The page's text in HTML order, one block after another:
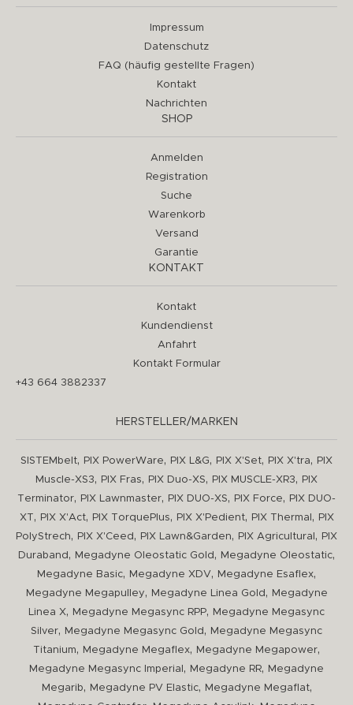
Impressum
Datenschutz
FAQ (häufig gestellte Fragen)
Kontakt
Nachrichten
SHOP
Anmelden
Registration
Suche
Warenkorb
Versand
Garantie
KONTAKT
Kontakt
Kundendienst
Anfahrt
Kontakt Formular
+43 664 3882337
HERSTELLER/MARKEN
SISTEMbelt, PIX PowerWare, PIX L&G, PIX X'Set, PIX X'tra,
PIX
Muscle-XS3, PIX Fras, PIX Duo-XS, PIX MUSCLE-XR3,
PIX
Terminator, PIX Lawnmaster, PIX DUO-XS, PIX Force,
PIX DUO-
XT, PIX X'Act, PIX TorquePlus, PIX X'Pedient, PIX Thermal ,
PIX
PolyStrech, PIX X'Ceed , PIX Lawn&Garden, PIX Agricultural ,
PIX
Duraband , Megadyne Oleostatic Gold , Megadyne Oleostatic,
Megadyne Basic, Megadyne XDV, Megadyne Esaflex,
Megadyne Megapulley, Megadyne Linea Gold ,
Megadyne
Linea X, Megadyne Megasync RPP,
Megadyne Megasync
Silver, Megadyne Megasync Gold ,
Megadyne Megasync
Titanium, Megadyne Megaflex, Megadyne Megapower,
Megadyne Megasync Imperial , Megadyne RR,
Megadyne
Megarib, Megadyne PV Elastic, Megadyne Megaflat,